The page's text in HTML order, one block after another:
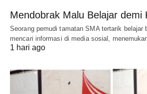
Mendobrak Malu Belajar demi
Seorang pemudi tamatan SMA tertarik belajar
mencari informasi di media sosial,
1 hari ago